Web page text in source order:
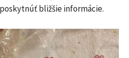
bližšie informácie.